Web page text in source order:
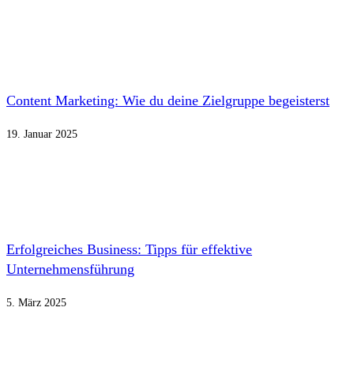
Content Marketing: Wie du deine Zielgruppe begeisterst
19. Januar 2025
Erfolgreiches Business: Tipps für effektive
Unternehmensführung
5. März 2025